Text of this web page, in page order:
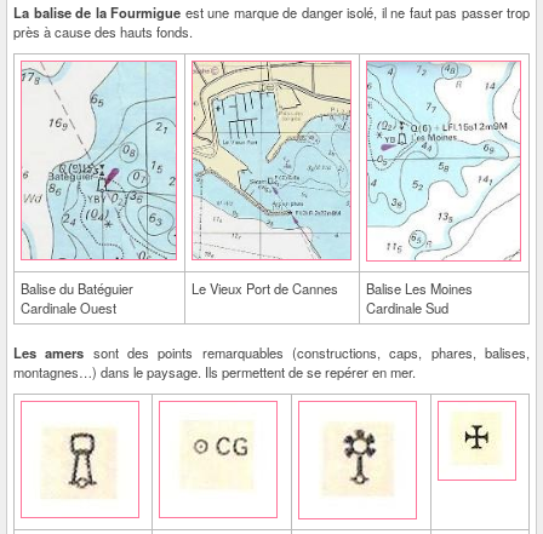
La balise de la Fourmigue est une marque de danger isolé, il ne faut pas passer trop
près à cause des hauts fonds.
Balise du Batéguier
Cardinale Ouest
Le Vieux Port de Cannes
Balise Les Moines
Cardinale Sud
Les amers sont des points remarquables (constructions, caps, phares, balises,
montagnes…) dans le paysage. Ils permettent de se repérer en mer.